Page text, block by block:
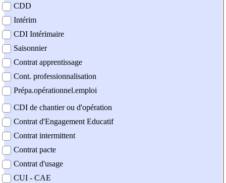
CDD
Intérim
CDI Intérimaire
Saisonnier
Contrat apprentissage
Cont. professionnalisation
Prépa.opérationnel.emploi
CDI de chantier ou d'opération
Contrat d'Engagement Educatif
Contrat intermittent
Contrat pacte
Contrat d'usage
CUI - CAE